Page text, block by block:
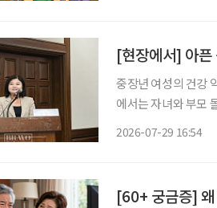
[현장에서] 아픈
중장년 여성의 건강
에서는 자녀와 부모
2026-07-29 16:54
[60+ 궁금증] 왜